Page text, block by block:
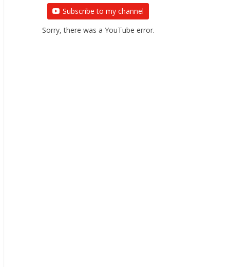
Subscribe to my channel
Sorry, there was a YouTube error.